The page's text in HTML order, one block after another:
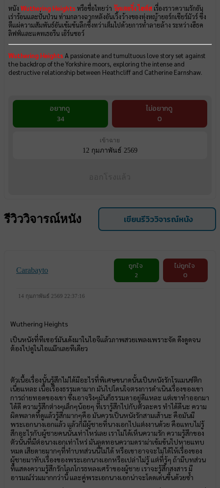
หนัง Wuthering Heights หรือชื่อไทยว่า วัทเตอริ่ง ไฮต์ส เรื่องราวความรักอัน
เร่าร้อนและปั่นป่วน ท่ามกลางฉากหลังอันเวิ้งว้างของทุ่งหญ้ายอร์กเชียร์มัวร์ ซึ่ง
ตีแผ่ความสัมพันธ์อันเข้มข้นลึกซึ้งทว่าเต็มไปด้วยการทำลายล้าง ระหว่างฮีธค
ลิฟฟ์และแคทเธอรีน เอิร์นชอว์
Wuthering Heights A passionate and tumultuous love story set against
the backdrop of the Yorkshire moors, exploring the intense and
destructive relationship between Heathcliff and Catherine Earnshaw.
อยากดู
34
ไม่อยากดู
0
เข้าฉาย
12 กุมภาพันธ์ 2569
รีวิววิจารณ์หนัง เขียนรีวิววิจารณ์หนัง
Carabayto
ถูกใจ
2
ไม่ถูกใจ
0
14 กุมภาพันธ์ 2569 22:37:16
Wuthering Heights
เป็นหนังที่ทีเซอร์มันเด้งมาในไอจีแล้วภาพสวยเพลงเพราะจัด ดึงดูดจน
ต้องไปดูในไอแม๊กเลยทีเดียว
ตัวเนื้อเรื่องนั้นรู้สึกไม่ได้มีอะไรที่พิเศษขนาดนั้นเป็นหนังรักโรแมนซ์ติก
เนี่ยแหละ เนื้อเรื่องธรรมดามาก มันไปโดนใจตรงการดำเนินเรื่องของเขา
การถ่ายทอดของเขา ซึ่งเอาจริงๆมันก็ธรรมดาอยู่ดีแหละ แต่เขาทำออกมา
ได้ดี ความรู้สึกต่างๆเล็กๆน้อยๆ ที่เรารู้สึกไปกับตัวละคร ทำได้ดีนะ ความ
ผิดพลาดที่ดูแล้วรู้สึกมากๆคือ มันควรเป็นหนังรักสามเส้านะ คือมันมี
พระเอกนางเอกแล้ว แล้วก็มีผู้ชายที่นางเอกไปแต่งงานด้วย คือแทบไม่รู้
สึกอะไรกับผู้ชายคนนั้นเท่าไหร่เลย เราไม่ได้เห็นความรัก ความรู้สึกของ
ตัวนั้นที่มีต่อนางเอกเท่าไหร่ มันลดทอนความดราม่าเข้มข้นไปหายแทบ
หมด เสียดายมากๆที่ทำบทส่วนนี้ไม่ได้ หรือเขาอาจจะไม่ได้ให้เรื่องของ
ผู้ชายมาทับเรื่องของพระเอกนางเอกหรือเปล่าไม่รู้ แต่ที่รู้ๆ ถ้ามีบทส่วน
ที่แสดงความรู้สึกรักโลภโกรธหลงเศร้าของผู้ชาย เราจะรู้สึกสงสาร มี
อารมณ์ร่วมมากกว่านี้ และคู่พระเอกนางเอกน่าจะโดดเด่นขึ้นด้วยซ้ำ